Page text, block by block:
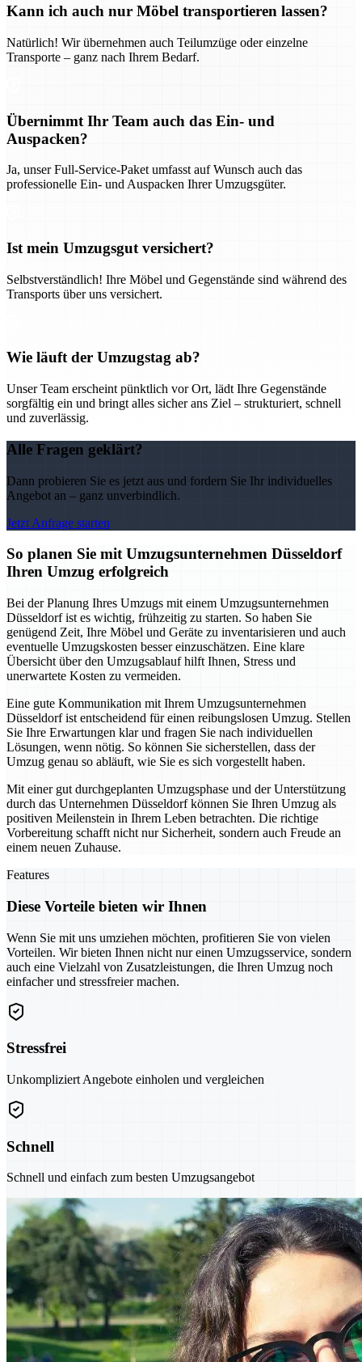
Kann ich auch nur Möbel transportieren lassen?
Natürlich! Wir übernehmen auch Teilumzüge oder einzelne
Transporte – ganz nach Ihrem Bedarf.
Übernimmt Ihr Team auch das Ein- und
Auspacken?
Ja, unser Full-Service-Paket umfasst auf Wunsch auch das
professionelle Ein- und Auspacken Ihrer Umzugsgüter.
Ist mein Umzugsgut versichert?
Selbstverständlich! Ihre Möbel und Gegenstände sind während des
Transports über uns versichert.
Wie läuft der Umzugstag ab?
Unser Team erscheint pünktlich vor Ort, lädt Ihre Gegenstände
sorgfältig ein und bringt alles sicher ans Ziel – strukturiert, schnell
und zuverlässig.
Alle Fragen geklärt?
Dann probieren Sie es jetzt aus und fordern Sie Ihr individuelles
Angebot an – ganz unverbindlich.
Jetzt Anfrage starten
So planen Sie mit Umzugsunternehmen Düsseldorf
Ihren Umzug erfolgreich
Bei der Planung Ihres Umzugs mit einem Umzugsunternehmen
Düsseldorf ist es wichtig, frühzeitig zu starten. So haben Sie
genügend Zeit, Ihre Möbel und Geräte zu inventarisieren und auch
eventuelle Umzugskosten besser einzuschätzen. Eine klare
Übersicht über den Umzugsablauf hilft Ihnen, Stress und
unerwartete Kosten zu vermeiden.
Eine gute Kommunikation mit Ihrem Umzugsunternehmen
Düsseldorf ist entscheidend für einen reibungslosen Umzug. Stellen
Sie Ihre Erwartungen klar und fragen Sie nach individuellen
Lösungen, wenn nötig. So können Sie sicherstellen, dass der
Umzug genau so abläuft, wie Sie es sich vorgestellt haben.
Mit einer gut durchgeplanten Umzugsphase und der Unterstützung
durch das Unternehmen Düsseldorf können Sie Ihren Umzug als
positiven Meilenstein in Ihrem Leben betrachten. Die richtige
Vorbereitung schafft nicht nur Sicherheit, sondern auch Freude an
einem neuen Zuhause.
Features
Diese Vorteile bieten wir Ihnen
Wenn Sie mit uns umziehen möchten, profitieren Sie von vielen
Vorteilen. Wir bieten Ihnen nicht nur einen Umzugsservice, sondern
auch eine Vielzahl von Zusatzleistungen, die Ihren Umzug noch
einfacher und stressfreier machen.
Stressfrei
Unkompliziert Angebote einholen und vergleichen
Schnell
Schnell und einfach zum besten Umzugsangebot